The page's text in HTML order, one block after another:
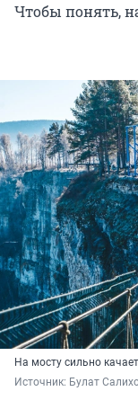
Чтобы понять,
На мосту сильно качает
Источник: Булат